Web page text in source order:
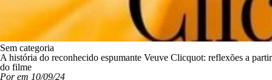
Sem categoria
A história do reconhecido espumante Veuve Clicquot: reflexões a partir
do filme
Por em 10/09/24